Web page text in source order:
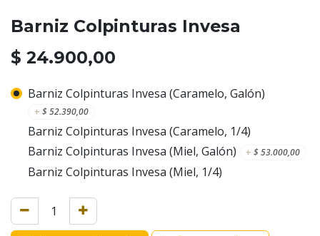
Barniz Colpinturas Invesa
$ 24.900,00
Barniz Colpinturas Invesa (Caramelo, Galón)
+ $52.390,00
Barniz Colpinturas Invesa (Caramelo, 1/4)
Barniz Colpinturas Invesa (Miel, Galón)
+ $53.000,00
Barniz Colpinturas Invesa (Miel, 1/4)